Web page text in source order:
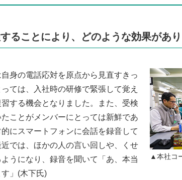
ることにより、どのような効果があり
▲本社コ
身の電話応対を原点から見直すきっ
ては、入社時の研修で緊張して覚え
する機会となりました。また、受検
ことがメンバーにとっては新鮮であ
にスマートフォンに会話を録音して
では、ほかの人の言い回しや、くせ
うになり、録音を聞いて「あ、本当
」(木下氏)